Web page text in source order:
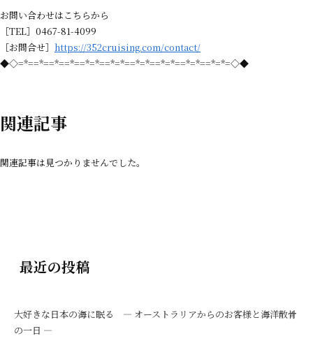
お問い合わせはこちらから
［TEL］0467-81-4099
［お問合せ］ https://352cruising.com/contact/
◆◇=*==*==*==*==*=*==*=*==*=*==*=*==*=*==*=*=◇◆
関連記事
関連記事は見つかりませんでした。
最近の投稿
大好きな日本の海に眠る ― オーストラリアからのお客様と海洋散骨
の一日 ―